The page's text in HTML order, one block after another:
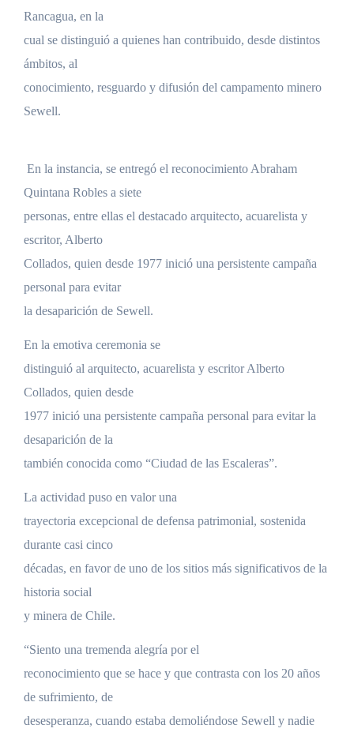
Rancagua, en la
cual se distinguió a quienes han contribuido, desde distintos
ámbitos, al
conocimiento, resguardo y difusión del campamento minero
Sewell.
En la instancia, se entregó el reconocimiento Abraham
Quintana Robles a siete
personas, entre ellas el destacado arquitecto, acuarelista y
escritor, Alberto
Collados, quien desde 1977 inició una persistente campaña
personal para evitar
la desaparición de Sewell.
En la emotiva ceremonia se
distinguió al arquitecto, acuarelista y escritor Alberto
Collados, quien desde
1977 inició una persistente campaña personal para evitar la
desaparición de la
también conocida como “Ciudad de las Escaleras”.
La actividad puso en valor una
trayectoria excepcional de defensa patrimonial, sostenida
durante casi cinco
décadas, en favor de uno de los sitios más significativos de la
historia social
y minera de Chile.
“Siento una tremenda alegría por el
reconocimiento que se hace y que contrasta con los 20 años
de sufrimiento, de
desesperanza, cuando estaba demoliéndose Sewell y nadie